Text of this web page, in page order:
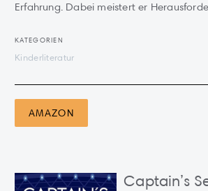
Erfahrung. Dabei meistert er
KATEGORIEN
Kinderliteratur
AMAZON
Captain’s